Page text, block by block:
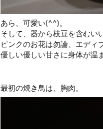
あら、可愛い(^^)。
そして、器から枝豆を含むい
ピンクのお花は勿論、エディ
優しい優しい甘さに身体が温
最初の焼き鳥は、胸肉。